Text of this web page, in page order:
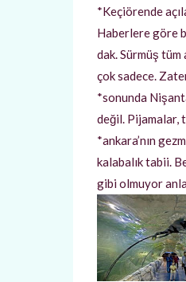
*Keçiörende
Haberlere göre
dak. Sürmüş
çok sadece.
*sonunda
değil. Pijamalar,
*ankara’nın
kalabalık tabii.
gibi olmuyor